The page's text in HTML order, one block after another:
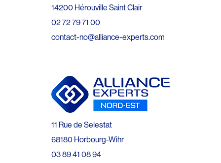
14200 Hérouville Saint Clair
02 72 79 71 00
contact-no@alliance-experts.com
11 Rue de Selestat
68180 Horbourg-Wihr
03 89 41 08 94